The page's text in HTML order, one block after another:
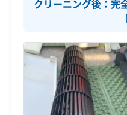
クリーニング後：完